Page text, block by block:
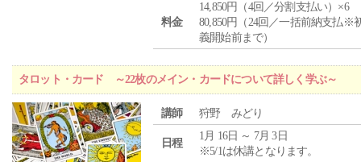
料金
14,850円（4回／分割支払い）×6
80,850円（24回／一括前納支払※
義開始前まで）
タロット・カード ～22枚のメイン・カードについて詳しく学ぶ～
講師 狩野 みどり
日程
1月 16日 ～ 7月 3日
※5/1は休講となります。